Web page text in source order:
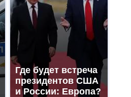
Где будет встреча
президентов США
и России: Европа?